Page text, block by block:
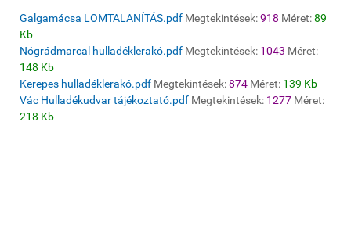
Galgamácsa LOMTALANÍTÁS.pdf Megtekintések:918 Méret:89
Kb
Nógrádmarcal hulladéklerakó.pdf Megtekintések: 1043 Méret:
148 Kb
Kerepes hulladéklerakó.pdf Megtekintések:874 Méret: 139 Kb
Vác Hulladékudvar tájékoztató.pdf Megtekintések: 1277 Méret:
218 Kb